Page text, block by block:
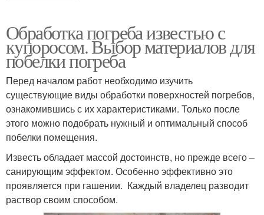
Обработка погреба известью с
купоросом. Выбор материалов для
побелки погреба
Перед началом работ необходимо изучить
существующие виды обработки поверхностей погребов,
ознакомившись с их характеристиками. Только после
этого можно подобрать нужный и оптимальный способ
побелки помещения.
Известь обладает массой достоинств, но прежде всего –
санирующим эффектом. Особенно эффективно это
проявляется при гашении. Каждый владелец разводит
раствор своим способом.